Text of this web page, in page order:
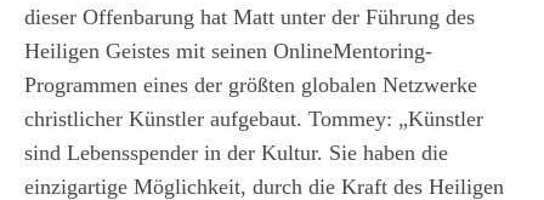
dieser Offenbarung hat Matt unter der Führung des
Heiligen Geistes mit seinen OnlineMentoring-
Programmen eines der größten globalen Netzwerke
christlicher Künstler aufgebaut. Tommey: „Künstler
sind Lebensspender in der Kultur. Sie haben die
einzigartige Möglichkeit, durch die Kraft des Heiligen